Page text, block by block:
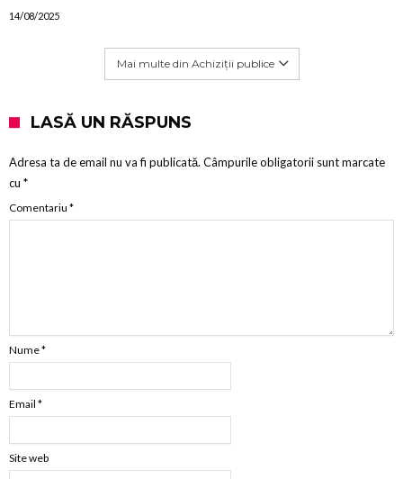
14/08/2025
Mai multe din Achiziții publice
LASĂ UN RĂSPUNS
Adresa ta de email nu va fi publicată. Câmpurile obligatorii sunt marcate
cu *
Comentariu *
Nume*
Email *
Site web